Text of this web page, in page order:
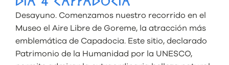
Desayuno. Comenzamos nuestro recorrido en el
Museo el Aire Libre de Goreme, la atracción más
emblemática de Capadocia. Este sitio, declarado
Patrimonio de la Humanidad por la UNESCO,